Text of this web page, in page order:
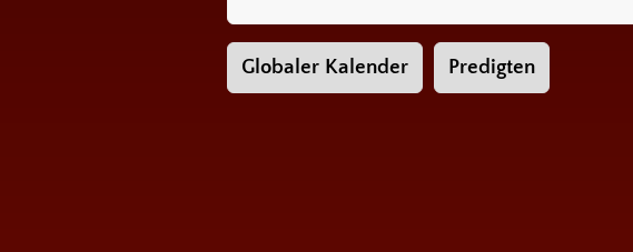
Globaler Kalender Predigten